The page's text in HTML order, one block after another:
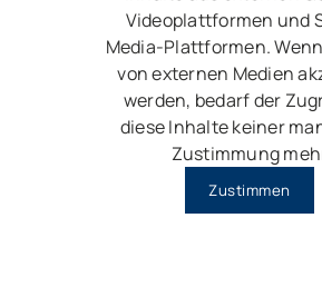
Videoplattformen und
Media-Plattformen.
von externen Medien
werden, bedarf der
diese Inhalte keiner
Zustimmung
Zustimmen